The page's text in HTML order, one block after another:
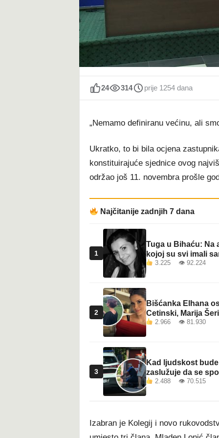
24 314 prije 1254 dana
„Nemamo definiranu većinu, ali
Ukratko, to bi bila ocjena
konstituirajuće sjednice ovog
održao još 11. novembra prošle
Najčitanije zadnjih 7 dana
1
Tuga u Bihaću: Na
kojoj su svi imali
3.225 👁 92.224
2
Bišćanka Elhana
Cetinski, Marija
2.966 👁 81.930
3
Kad ljudskost
zaslužuje da se
2.488 👁 70.515
Izabran je Kolegij i novo